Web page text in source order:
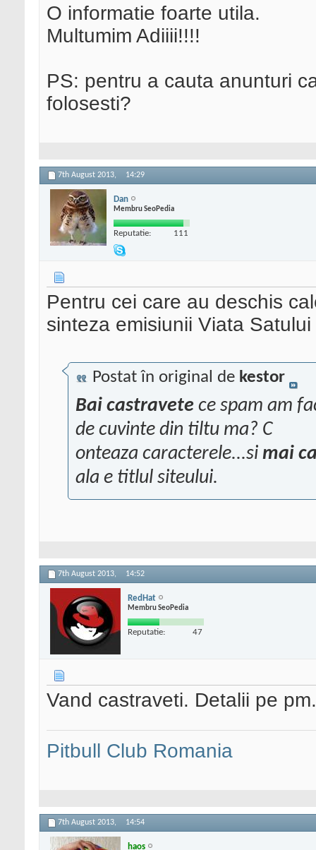
O informatie foarte utila.
Multumim Adiiii!!!!
PS: pentru a cauta anunturi
folosesti?
7th August 2013, 14:29
Dan
Membru SeoPedia
Reputatie: 111
Pentru cei care au deschis
sinteza emisiunii Viata
Postat în original de kestor
Bai castravete ce spam am
de cuvinte din tiltu ma? C
onteaza caracterele...si mai
ala e titlul siteului.
7th August 2013, 14:52
RedHat
Membru SeoPedia
Reputatie: 47
Vand castraveti. Detalii pe pm.
Pitbull Club Romania
7th August 2013, 14:54
haos